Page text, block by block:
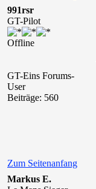
991rsr
GT-Pilot
Offline
GT-Eins Forums-
User
Beiträge: 560
Zum Seitenanfang
Markus E.